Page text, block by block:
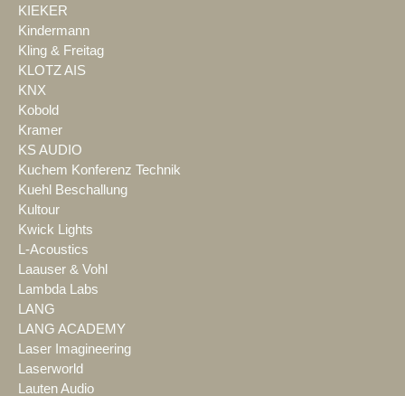
KIEKER
Kindermann
Kling & Freitag
KLOTZ AIS
KNX
Kobold
Kramer
KS AUDIO
Kuchem Konferenz Technik
Kuehl Beschallung
Kultour
Kwick Lights
L-Acoustics
Laauser & Vohl
Lambda Labs
LANG
LANG ACADEMY
Laser Imagineering
Laserworld
Lauten Audio